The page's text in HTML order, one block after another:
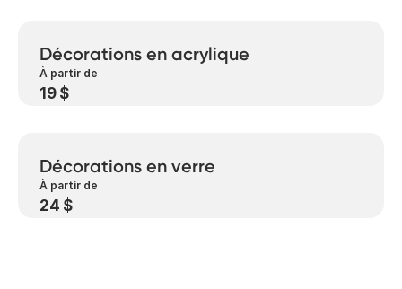
Décorations en acrylique
À partir de
19 $
Décorations en verre
À partir de
24 $